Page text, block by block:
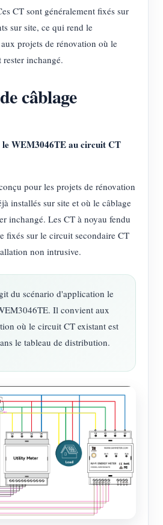
CT sont généralement fixés sur
sur site, ce qui rend le
projets de rénovation où le
inchangé.
câblage
WEM3046TE au circuit CT
pour les projets de rénovation
installés sur site et où le câblage
inchangé. Les CT à noyau fendu
fixés sur le circuit secondaire CT
non intrusive.
du scénario d'application le
Il convient aux
où le circuit CT existant est
le tableau de distribution.